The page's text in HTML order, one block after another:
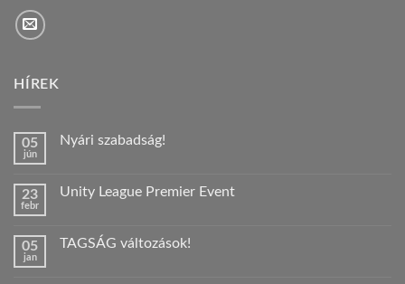
HÍREK
05
jún
Nyári szabadság!
Nyári
23
febr
Unity League Premier Event
Unity
05
jan
TAGSÁG változások!